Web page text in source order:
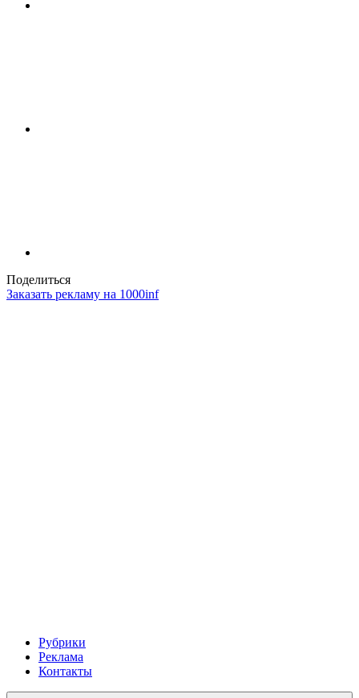
Поделиться
Заказать рекламу на 1000inf
Рубрики
Реклама
Контакты